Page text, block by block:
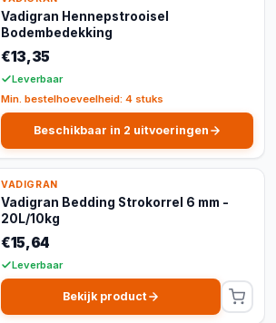
Vadigran Hennepstrooisel
Bodembedekking
€13,35
Leverbaar
Min. bestelhoeveelheid: 4 stuks
Beschikbaar in 2 uitvoeringen
VADIGRAN
Vadigran Bedding Strokorrel 6 mm -
20L/10kg
€15,64
Leverbaar
Bekijk product